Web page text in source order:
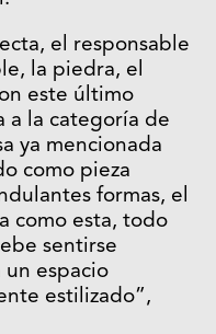
el responsable
la piedra, el
este último
a la categoría de
ya mencionada
como pieza
formas, el
como esta, todo
sentirse
espacio
estilizado”,